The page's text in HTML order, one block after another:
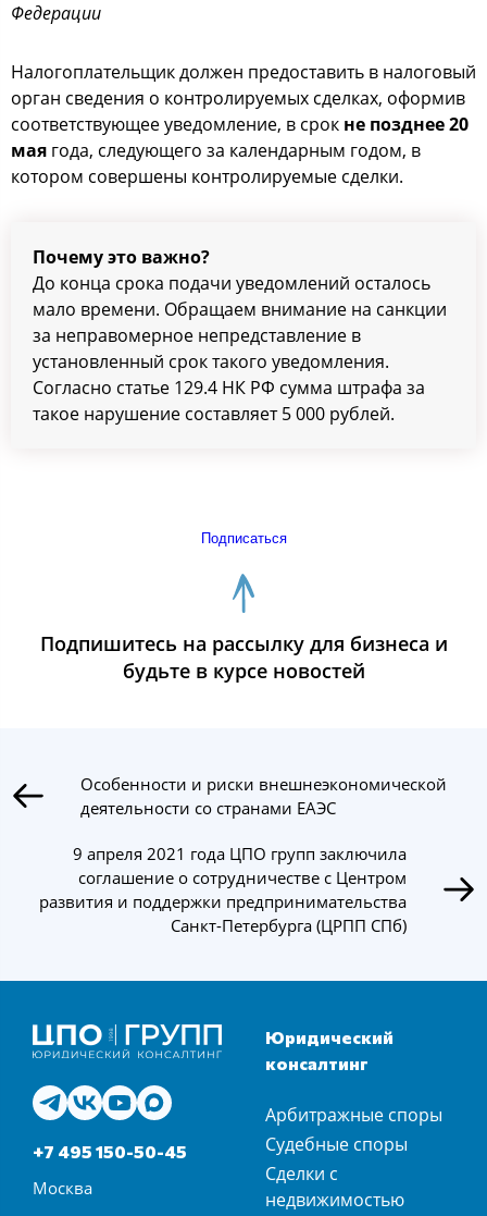
Федерации
Налогоплательщик должен предоставить в налоговый
орган сведения о контролируемых сделках, оформив
соответствующее уведомление, в срок не позднее 20
мая года, следующего за календарным годом, в
котором совершены контролируемые сделки.
Почему это важно?
До конца срока подачи уведомлений осталось
мало времени. Обращаем внимание на санкции
за неправомерное непредставление в
установленный срок такого уведомления.
Согласно статье 129.4 НК РФ сумма штрафа за
такое нарушение составляет 5 000 рублей.
Подписаться
Подпишитесь на рассылку для бизнеса и
будьте в курсе новостей
Особенности и риски внешнеэкономической
деятельности со странами ЕАЭС
9 апреля 2021 года ЦПО групп заключила
соглашение о сотрудничестве с Центром
развития и поддержки предпринимательства
Санкт-Петербурга (ЦРПП СПб)
+7 495 150-50-45
Москва
Юридический
консалтинг
Арбитражные споры
Судебные споры
Сделки с
недвижимостью